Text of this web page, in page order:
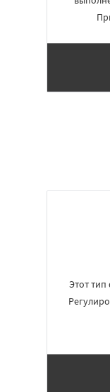
Этот